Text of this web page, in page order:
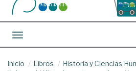
Toggle navigation
Inicio Libros Historia y Ciencias